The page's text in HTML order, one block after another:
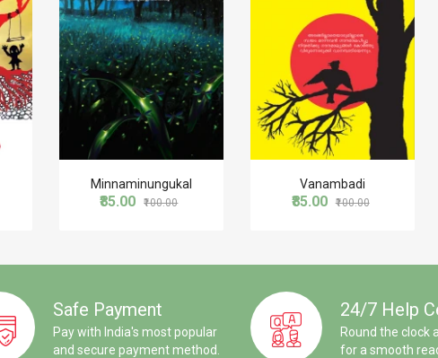
Minnaminungukal
₹85.00 ₹100.00
Vanambadi
₹85.00 ₹100.00
Safe Payment
Pay with India's most popular
and secure payment method.
24/7 Help
Round the clock
for a smooth